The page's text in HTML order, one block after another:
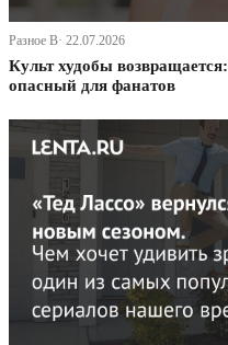
Разное В· 22.07.2026
Культ худобы
опасный для фанатов